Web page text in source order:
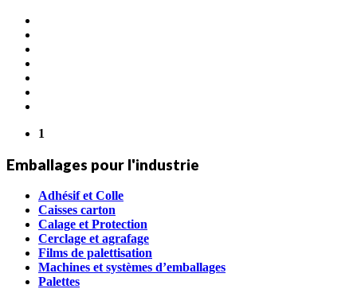
1
Emballages pour l'industrie
Adhésif et Colle
Caisses carton
Calage et Protection
Cerclage et agrafage
Films de palettisation
Machines et systèmes d’emballages
Palettes